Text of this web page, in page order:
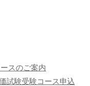
スのご案内
試験受験コース申込